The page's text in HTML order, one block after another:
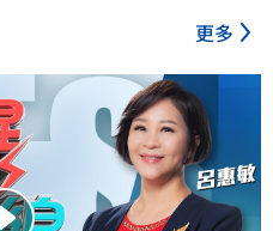
更多